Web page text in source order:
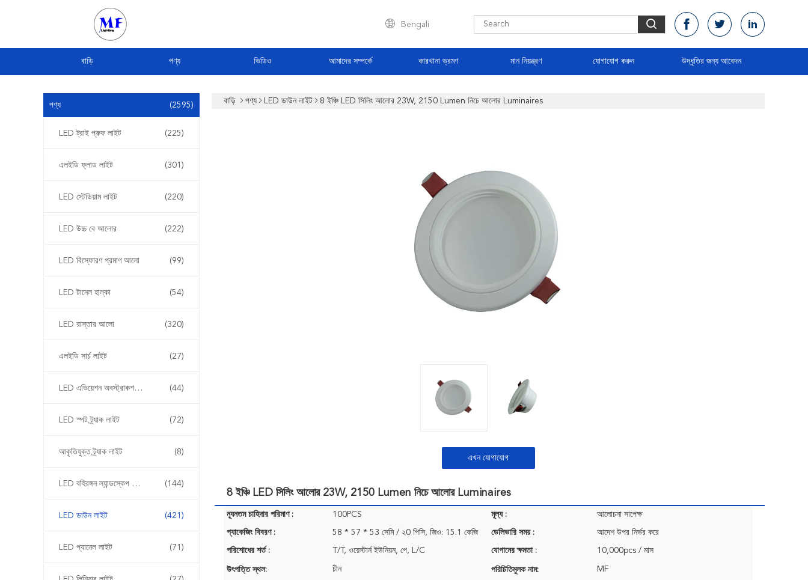
Bengali
বাড়ি পণ্য ভিডিও আমাদের সম্পর্কে কারখানা ভ্রমণ মান নিয়ন্ত্রণ যোগাযোগ করুন উদ্ধৃতির জন্য আবেদন
পণ্য (2595)
LED ট্রাই প্রুফ লাইট (225)
এলইডি ফ্লাড লাইট (301)
LED স্টেডিয়াম লাইট (220)
LED উচ্চ বে আলোর (222)
LED বিস্ফোরণ প্রমাণ আলো (99)
LED টানেল হাল্কা (54)
LED রাস্তার আলো (320)
এলইডি সার্চ লাইট (27)
LED এভিয়েশন অবস্ট্রাকশন লাইট (44)
LED স্পট ট্র্যাক লাইট (72)
আকৃতিযুক্ত ট্র্যাক লাইট (8)
LED বহিরঙ্গন ল্যান্ডস্কেপ আলোর (144)
LED ডাউন লাইট (421)
LED প্যানেল লাইট (71)
বাড়ি পণ্য LED ডাউন লাইট 8 ইঞ্চি LED সিলিং আলোর 23W, 2150 Lumen নিচে আলোর Luminaires
এখন যোগাযোগ
8 ইঞ্চি LED সিলিং আলোর 23W, 2150 Lumen নিচে আলোর Luminaires
ন্যূনতম চাহিদার পরিমাণ : 100PCS মূল্য : আলোচনা সাপেক্ষ
প্যাকেজিং বিবরণ : 58 * 57 * 53 সেমি / ২0 পিসি, জিও: 15.1 কেজি ডেলিভারি সময় : আদেশ উপর নির্ভর করে
পরিশোধের শর্ত : T/T, ওয়েস্টার্ন ইউনিয়ন, পে, L/C যোগানের ক্ষমতা : 10,000pcs / মাস
উৎপত্তি স্থল: চীন পরিচিতিমুলক নাম: MF